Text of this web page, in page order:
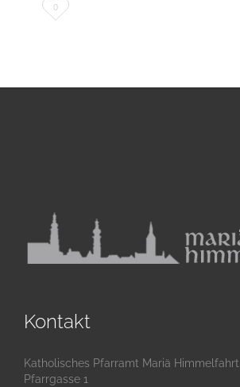
Love
0
Kontakt
Katholisches Pfarramt Mariä Himmelfahrt
Pfarrgasse 1